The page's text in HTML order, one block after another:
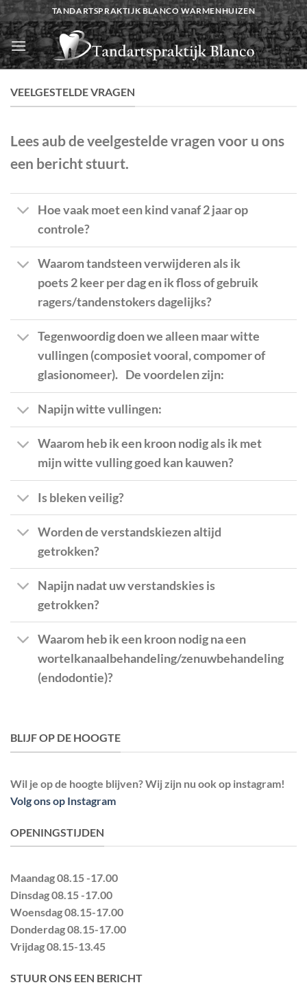
Ga
naar
inhoud
TANDARTSPRAKTIJK BLANCO WARMENHUIZEN
VEELGESTELDE VRAGEN
Lees aub de veelgestelde vragen voor u ons
een bericht stuurt.
Hoe vaak moet een kind vanaf 2 jaar op
controle?
Waarom tandsteen verwijderen als ik
poets 2 keer per dag en ik floss of gebruik
ragers/tandenstokers dagelijks?
Tegenwoordig doen we alleen maar witte
vullingen (composiet vooral, compomer of
glasionomeer). De voordelen zijn:
Napijn witte vullingen:
Waarom heb ik een kroon nodig als ik met
mijn witte vulling goed kan kauwen?
Is bleken veilig?
Worden de verstandskiezen altijd
getrokken?
Napijn nadat uw verstandskies is
getrokken?
Waarom heb ik een kroon nodig na een
wortelkanaalbehandeling/zenuwbehandeling
(endodontie)?
BLIJF OP DE HOOGTE
Wil je op de hoogte blijven? Wij zijn nu ook op instagram!
Volg ons op Instagram
OPENINGSTIJDEN
Maandag08.15 -17.00
Dinsdag08.15 -17.00
Woensdag08.15-17.00
Donderdag08.15-17.00
Vrijdag08.15-13.45
STUUR ONS EEN BERICHT